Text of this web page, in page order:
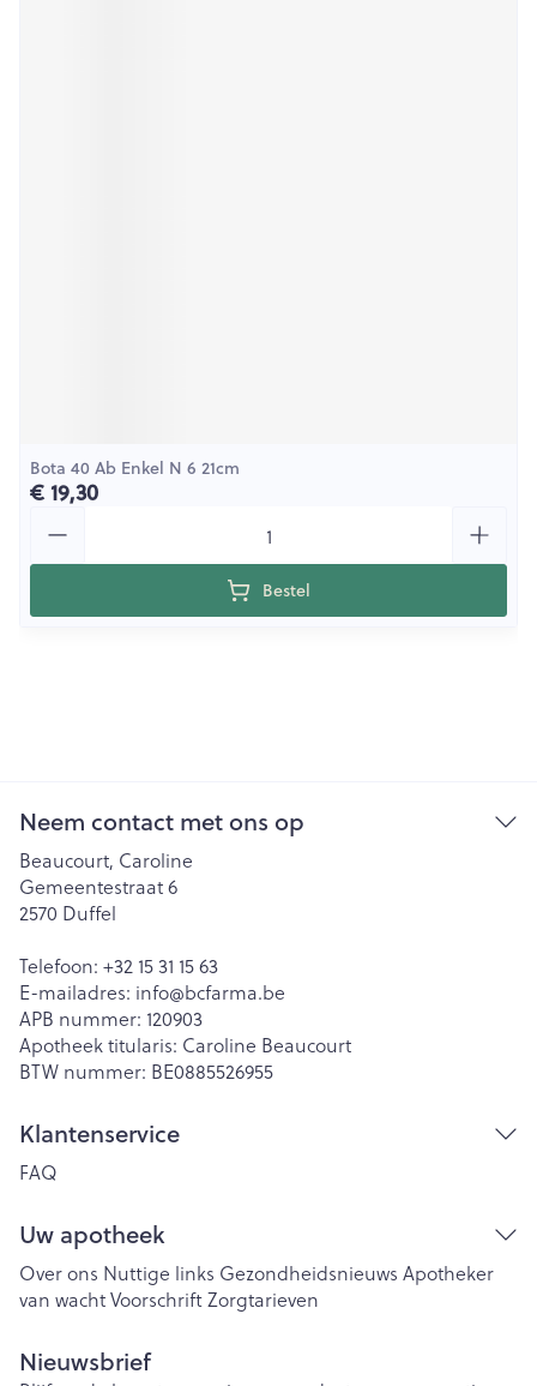
Bota 40 Ab Enkel N 6 21cm
€ 19,30
Bestel
Neem contact met ons op
Beaucourt, Caroline
Gemeentestraat 6
2570 Duffel
Telefoon: +32 15 31 15 63
E-mailadres: info@bcfarma.be
APB nummer: 120903
Apotheek titularis: Caroline Beaucourt
BTW nummer: BE0885526955
Klantenservice
FAQ
Uw apotheek
Over ons Nuttige links Gezondheidsnieuws Apotheker
van wachtVoorschriftZorgtarieven
Nieuwsbrief